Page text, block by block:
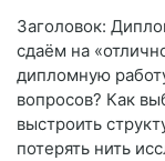
Заголовок:
сдаём на
дипломную
вопросов? Как
выстроить
потерять нить